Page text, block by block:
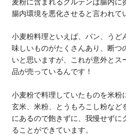
麦粉に含まれるグルテンは腸内に
腸内環境を悪化させると言われて
小麦粉料理といえば、パン、うど
味しいものがたくさんあり、断つ
いと思いますが、これが意外とス
品が売っているんです！
小麦粉で料理していたものを米粉
玄米、米粉、とうもろこし粉など
にあるので飽きずに、我慢せずに
ることができています。